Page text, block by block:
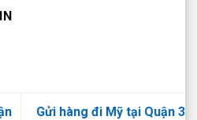
Gửi hàng đi Mỹ tại Quận 3